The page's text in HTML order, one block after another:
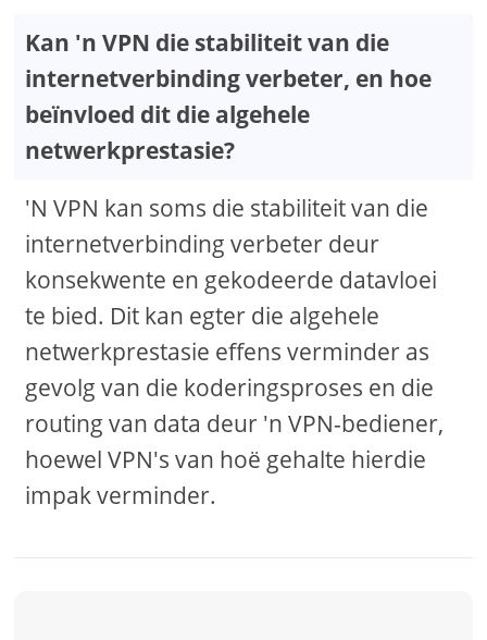
Kan 'n VPN die stabiliteit van die
internetverbinding verbeter, en hoe
beïnvloed dit die algehele
netwerkprestasie?
'N VPN kan soms die stabiliteit van die
internetverbinding verbeter deur
konsekwente en gekodeerde datavloei
te bied. Dit kan egter die algehele
netwerkprestasie effens verminder as
gevolg van die koderingsproses en die
routing van data deur 'n VPN-bediener,
hoewel VPN's van hoë gehalte hierdie
impak verminder.